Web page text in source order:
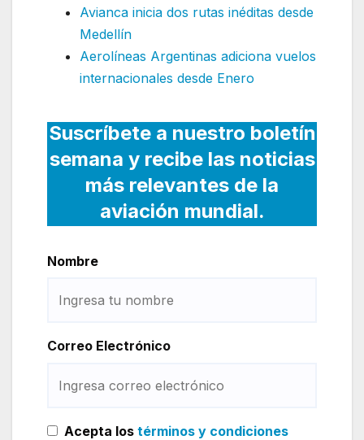
Avianca inicia dos rutas inéditas desde
Medellín
Aerolíneas Argentinas adiciona vuelos
internacionales desde Enero
Suscríbete a nuestro boletín
semana y recibe las noticias
más relevantes de la
aviación mundial.
Nombre
Correo Electrónico
Acepta los términos y condiciones